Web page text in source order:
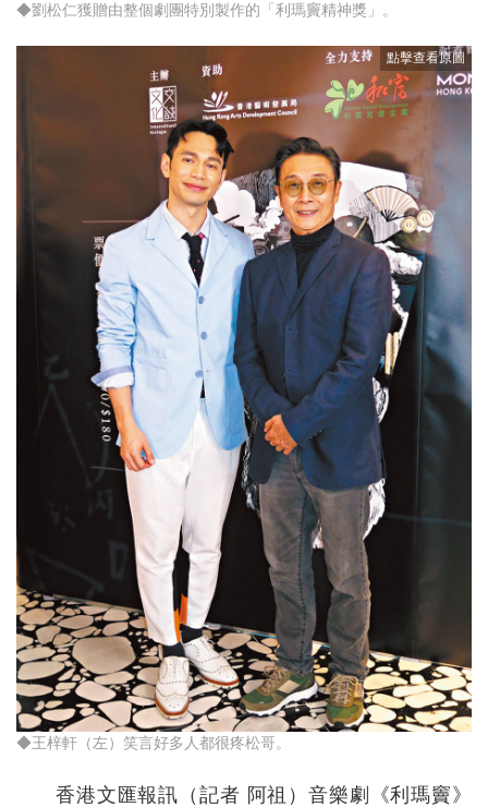
◆劉松仁獲贈由整個劇團特別製作的「利瑪竇精神獎」。
◆王梓軒（左）笑言好多人都很疼松哥。
香港文匯報訊（記者 阿祖）音樂劇《利瑪竇》